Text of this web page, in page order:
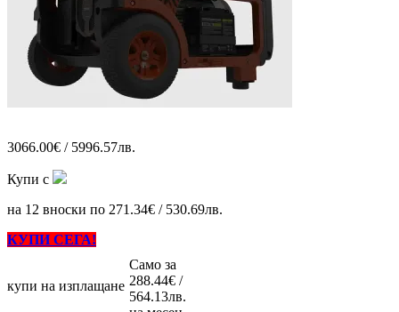
3066.00€ / 5996.57лв.
Купи с
на 12 вноски по 271.34€ / 530.69лв.
КУПИ СЕГА!
купи на изплащане
Само за
288.44€ /
564.13лв.